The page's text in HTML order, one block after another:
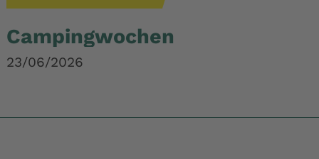
Campingwochen
23/06/2026